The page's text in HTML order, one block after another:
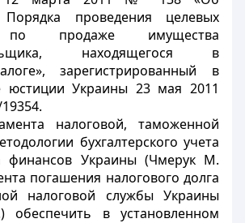
Порядка проведения целевых
по продаже имущества
находящегося в
зарегистрированный в
юстиции Украины 23 мая 2011
налоговой, таможенной
бухгалтерского учета
финансов Украины (Чмерук М.
погашения налогового долга
налоговой службы Украины
обеспечить в установленном